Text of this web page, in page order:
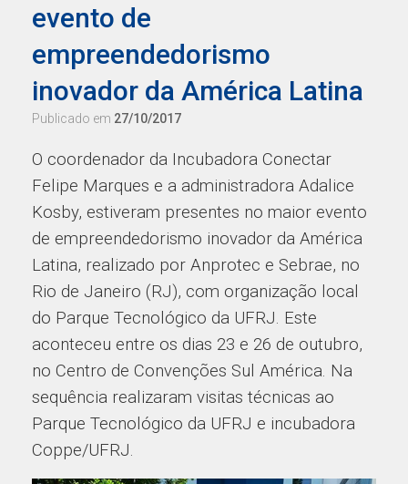
evento de
empreendedorismo
inovador da América Latina
Publicado em 27/10/2017
O coordenador da Incubadora Conectar
Felipe Marques e a administradora Adalice
Kosby, estiveram presentes no maior evento
de empreendedorismo inovador da América
Latina, realizado por Anprotec e Sebrae, no
Rio de Janeiro (RJ), com organização local
do Parque Tecnológico da UFRJ. Este
aconteceu entre os dias 23 e 26 de outubro,
no Centro de Convenções Sul América. Na
sequência realizaram visitas técnicas ao
Parque Tecnológico da UFRJ e incubadora
Coppe/UFRJ.